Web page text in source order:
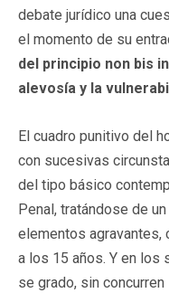
debate jurídico una
el momento de su
del principio non bis
alevosía y la
El cuadro punitivo del
con sucesivas
del tipo básico
Penal, tratándose de
elementos agravantes,
a los 15 años. Y en los
se grado, sin